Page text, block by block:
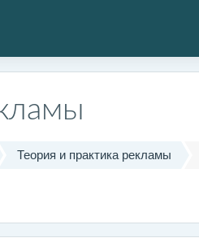
Теория и практика рекламы